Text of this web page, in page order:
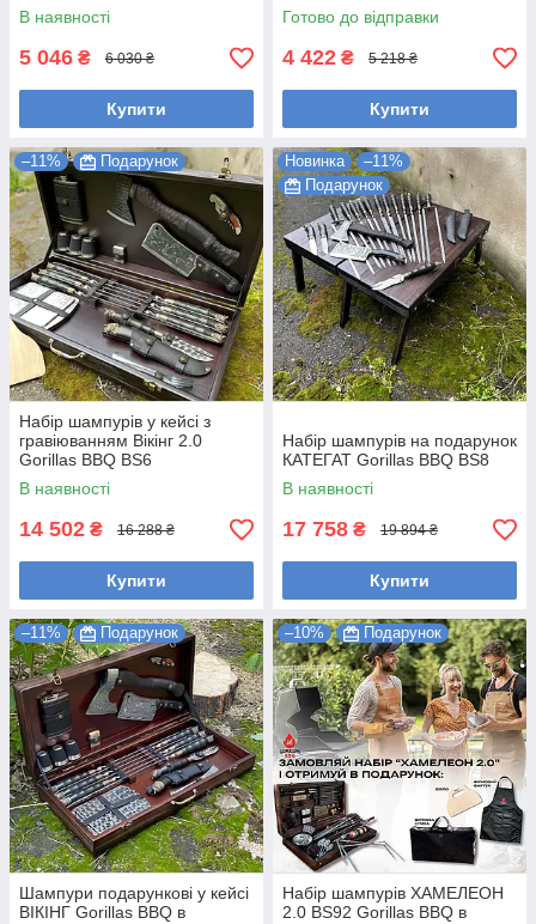
В наявності
5 046 ₴ 6 030 ₴
Купити
Готово до відправки
4 422 ₴ 5 218 ₴
Купити
–11% Подарунок
Набір шампурів у кейсі з
гравіюванням Вікінг 2.0
Gorillas BBQ BS6
В наявності
14 502 ₴ 16 288 ₴
Купити
Новинка
–11%
Подарунок
Набір шампурів на подарунок
КАТЕГАТ Gorillas BBQ BS8
В наявності
17 758 ₴ 19 894 ₴
Купити
–11% Подарунок
Шампури подарункові у кейсі
ВІКІНГ Gorillas BBQ в
–10% Подарунок
Набір шампурів ХАМЕЛЕОН
2.0 BS92 Gorillas BBQ в